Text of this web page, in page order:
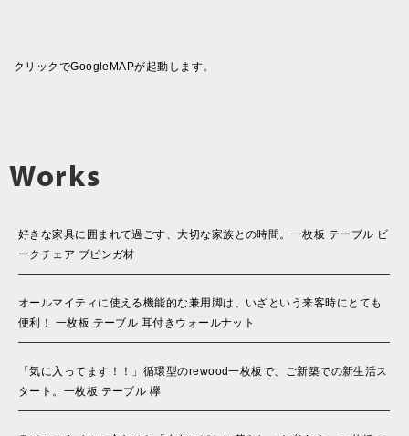
クリックでGoogleMAPが起動します。
Works
好きな家具に囲まれて過ごす、大切な家族との時間。一枚板 テーブル ビ
ークチェア ブビンガ材
オールマイティに使える機能的な兼用脚は、いざという来客時にとても
便利！ 一枚板 テーブル 耳付きウォールナット
「気に入ってます！！」循環型のrewood一枚板で、ご新築での新生活ス
タート。一枚板 テーブル 欅